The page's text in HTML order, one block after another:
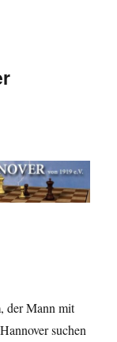
der Mann mit
suchen